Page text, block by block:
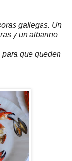
gallegas. Un
y un albariño
que queden